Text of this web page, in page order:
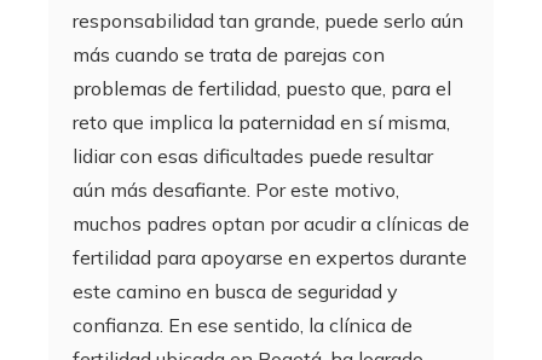
responsabilidad tan grande, puede serlo aún
más cuando se trata de parejas con
problemas de fertilidad, puesto que, para el
reto que implica la paternidad en sí misma,
lidiar con esas dificultades puede resultar
aún más desafiante. Por este motivo,
muchos padres optan por acudir a clínicas de
fertilidad para apoyarse en expertos durante
este camino en busca de seguridad y
confianza. En ese sentido, la clínica de